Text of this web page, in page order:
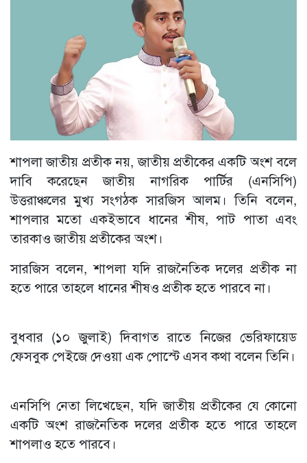
শাপলা জাতীয় প্রতীক নয়, জাতীয় প্রতীকের একটি অংশ বলে
দাবি করেছেন জাতীয় নাগরিক পার্টির (এনসিপি)
উত্তরাঞ্চলের মুখ্য সংগঠক সারজিস আলম। তিনি বলেন,
শাপলার মতো একইভাবে ধানের শীষ, পাট পাতা এবং
তারকাও জাতীয় প্রতীকের অংশ।
সারজিস বলেন, শাপলা যদি রাজনৈতিক দলের প্রতীক না
হতে পারে তাহলে ধানের শীষও প্রতীক হতে পারবে না।
বুধবার (১০ জুলাই) দিবাগত রাতে নিজের ভেরিফায়েড
ফেসবুক পেইজে দেওয়া এক পোস্টে এসব কথা বলেন তিনি।
এনসিপি নেতা লিখেছেন, যদি জাতীয় প্রতীকের যে কোনো
একটি অংশ রাজনৈতিক দলের প্রতীক হতে পারে তাহলে
শাপলাও হতে পারবে।